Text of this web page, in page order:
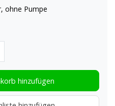
ohne Pumpe
hinzufügen